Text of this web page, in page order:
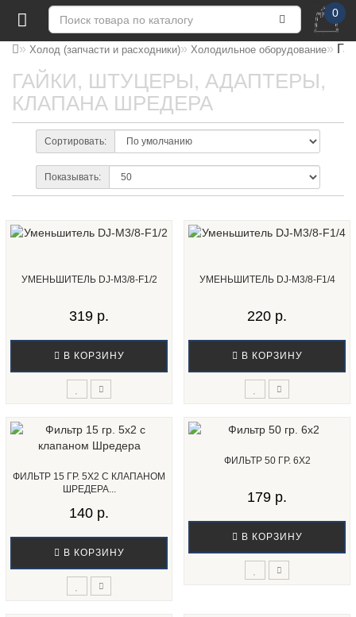
0
Холод (запчасти и расходники) Холодильное оборудование
ГАЙКИ, ШТУЦЕРЫ, АДАПТЕРЫ,
КЛАПАНА ШРЕДЕРА
Сортировать:
Показывать:
УМЕНЬШИТЕЛЬ DJ-M3/8-F1/2
319 р.
В КОРЗИНУ
УМЕНЬШИТЕЛЬ DJ-M3/8-F1/4
220 р.
В КОРЗИНУ
ФИЛЬТР 15 ГР. 5X2 С КЛАПАНОМ
ШРЕДЕРА...
140 р.
В КОРЗИНУ
ФИЛЬТР 50 ГР. 6X2
179 р.
В КОРЗИНУ